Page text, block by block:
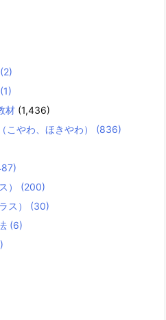
(2)
(1)
材 (1,436)
やわ、ほきやわ） (836)
） (200)
ス） (30)
(6)